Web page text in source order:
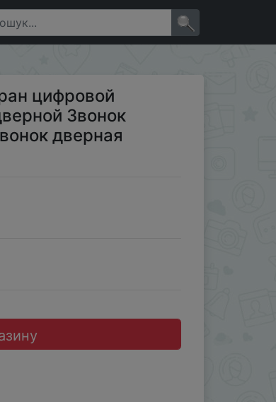
видео звонок дверная камера зрител…
цифровой
Звонок
дверная